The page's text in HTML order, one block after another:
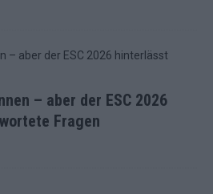
– aber der ESC 2026
Fragen